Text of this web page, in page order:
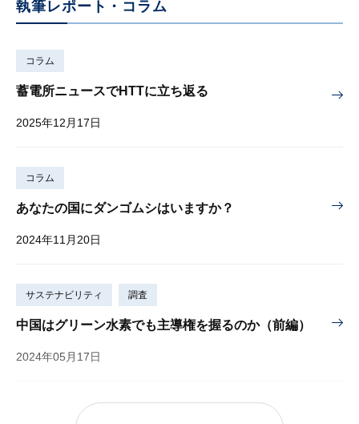
執筆レポート・コラム
コラム
蓄電所ニュースでHTTに立ち返る
2025年12月17日
コラム
あなたの国にダンゴムシはいますか？
2024年11月20日
サステナビリティ 調査
中国はグリーン水素でも主導権を握るのか（前編）
2024年05月17日